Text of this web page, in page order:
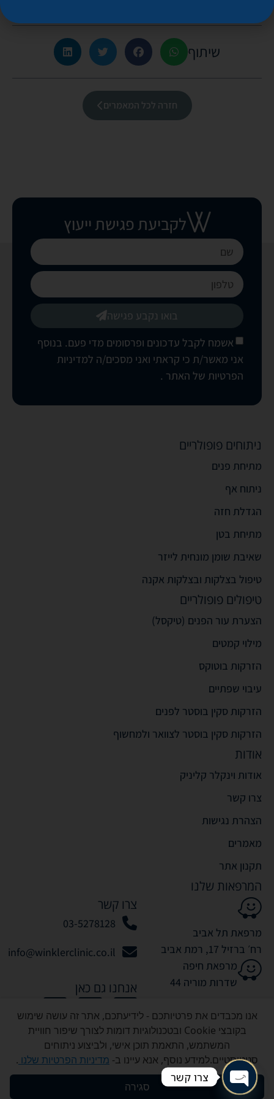
שיתוף
חזרה לכל המאמרים
לקביעת פגישת ייעוץ
אשמח לקבל עדכונים ופרסומים מדי פעם. בנוסף
אני מאשר/ת כי קראתי ואני מסכים/ה למדיניות
הפרטיות של האתר .
בואו נקבע פגישה
ניתוחים פופולריים
מתיחת פנים
ניתוח אף
הגדלת חזה
מתיחת בטן
שאיבת שומן מונחית לייזר
טיפול בצלקות ובצלקות אקנה
טיפולים פופולריים
הצערת עור הפנים (טיקסל)
מילוי קמטים
הזרקות בוטוקס
עיבוי שפתיים
הזרקות סקין בוסטר לפנים
הזרקות סקין בוסטר לצוואר ולמחשוף
אודות
אודות וינקלר קליניק
צרו קשר
הצהרת נגישות
מאמרים
תקנון אתר
המרפאות שלנו
מרפאת תל אביב
רח׳ ברזיל 17, רמת אביב
מרפאת חיפה
שדרות מוריה 44
צרו קשר
03-5278128
info@winklerclinic.co.il
אנחנו גם כאן
כל הזכויות שמורות לוינקלר קליניק © 2026
אנו מכבדים את פרטיותכם - לידיעתכם, אתר זה עושה שימוש
בקובצי Cookie ובטכנולוגיות דומות לצורך שיפור חוויית
המשתמש, התאמת תוכן אישי, ולביצוע ניתוחים
סטטיסטיים.למידע נוסף, אנא עיינו ב- מדיניות הפרטיות שלנו .
סגירה
צרו קשר